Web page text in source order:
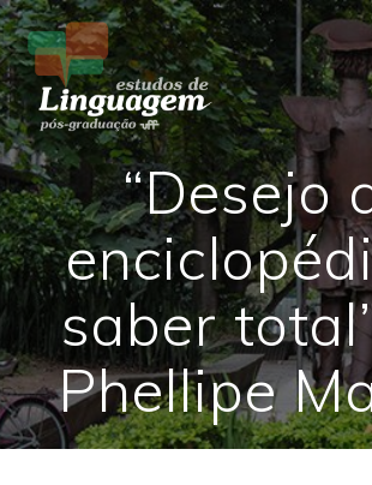
Skip
to
content
“Desejo
saber
Phellipe